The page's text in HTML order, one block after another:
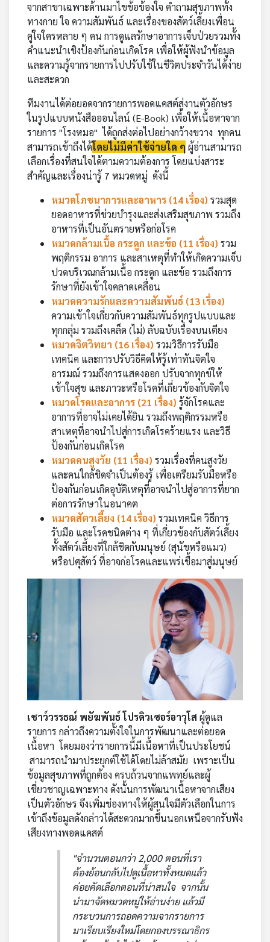
กิจกรรม
เกี่ยว
เครือ
จากสาขาเฉพาะด้านมาไขข้อข้องใจ คำถามสุขภาพทั้ง
ทางกาย ใจ ความสัมพันธ์ และเรื่องของสัตว์เลี้ยงเพื่อน
คู่ใจใครหลาย ๆ คน การดูแลรักษาอาการเจ็บป่วยรวมทั้ง
คำแนะนำเชิงป้องกันก่อนเกิดโรค เพื่อให้ผู้ฟังนำข้อมูล
และความรู้จากรายการไปปรับใช้ในชีวิตประจำวันได้ง่าย
และสะดวก
ทีมงานได้ต่อยอดจากรายการพอดแคสต์สู่งานตัวอักษร
ในรูปแบบหนังสือออนไลน์ (E-Book) เพื่อให้เนื้อหาจาก
รายการ "โรงหมอ" ได้ถูกส่งต่อไปอย่างกว้างขวาง ทุกคน
สามารถเข้าถึงได้โดยไม่มีค่าใช้จ่ายใด ๆ ผู้อ่านสามารถ
เลือกเรื่องที่สนใจได้ตามความต้องการ โดยแบ่งสาระ
สำคัญและเรื่องน่ารู้ 7 หมวดหมู่ ดังนี้
หมวดโภชนาการและอาหาร (14 เรื่อง) รวมสุด
ยอดอาหารที่ช่วยบำรุงและส่งเสริมสุขภาพ รวมถึง
อาหารที่เป็นอันตรายหรือก่อโรค
หมวดกล้ามเนื้อ กระดูก และข้อ (11 เรื่อง) รวม
พฤติกรรม อาการ และสาเหตุที่ทำให้เกิดความเจ็บ
ปวดบริเวณกล้ามเนื้อ กระดูก และข้อ รวมถึงการ
รักษาที่ยังเข้าใจคลาดเคลื่อน
หมวดความรักและความสัมพันธ์ (13 เรื่อง)
ความเข้าใจเกี่ยวกับความสัมพันธ์ทุกรูปแบบและ
ทุกกลุ่ม รวมถึงเคล็ด (ไม่) ลับฉบับเรื่องบนเตียง
หมวดจิตวิทยา (16 เรื่อง) รวมวิธีการรับมือ
เทคนิค และการปรับวิธีคิดให้รู้เท่าทันจิตใจ
อารมณ์ รวมถึงการแสดงออก ปรับจากทุกข์ให้
เข้าใจสุข และภาวะหรือโรคที่เกี่ยวข้องกับจิตใจ
หมวดโรคและอาการ (21 เรื่อง) รู้จักโรคและ
อาการที่อาจไม่เคยได้ยิน รวมถึงพฤติกรรมหรือ
สาเหตุที่อาจนำไปสู่การเกิดโรคร้ายแรง และวิธี
ป้องกันก่อนเกิดโรค
หมวดคนสูงวัย (11 เรื่อง) รวมเรื่องที่คนสูงวัย
และคนใกล้ชิดจำเป็นต้องรู้ เพื่อเตรียมรับมือหรือ
ป้องกันก่อนเกิดอุบัติเหตุที่อาจนำไปสู่อาการที่ยาก
ต่อการรักษาในอนาคต
หมวดสัตวเลี้ยง (14 เรื่อง) รวมเทคนิค วิธีการ
รับมือ และโรคชนิดต่าง ๆ ที่เกี่ยวข้องกับสัตว์เลี้ยง
ทั้งสัตว์เลี้ยงที่ใกล้ชิดกับมนุษย์ (สุนัขหรือแมว)
หรือปศุสัตว์ ที่อาจก่อโรคและแพร่เชื้อมาสู่มนุษย์
เชาว์วรรธณ์ พยัฆพันธ์ โปรดิวเซอร์อาวุโส ผู้ดูแล
รายการ กล่าวถึงความตั้งใจในการพัฒนาและต่อยอด
เนื้อหา โดยมองว่ารายการนี้มีเนื้อหาที่เป็นประโยชน์
สามารถนำมาประยุกต์ใช้ได้โดยไม่ล้าสมัย เพราะเป็น
ข้อมูลสุขภาพที่ถูกต้อง ครบถ้วนจากแพทย์และผู้
เชี่ยวชาญเฉพาะทาง ดังนั้นการพัฒนาเนื้อหาจากเสียง
เป็นตัวอักษร จึงเพิ่มช่องทางให้ผู้สนใจมีตัวเลือกในการ
เข้าถึงข้อมูลดังกล่าวได้สะดวกมากขึ้นนอกเหนือจากรับฟัง
เสียงทางพอดแคสต์
"จำนวนตอนกว่า 2,000 ตอนที่เรา
ต้องย้อนกลับไปดูเนื้อหาทั้งหมดแล้ว
ค่อยคัดเลือกตอนที่น่าสนใจ จากนั้น
นำมาจัดหมวดหมู่ให้อ่านง่าย แล้วมี
กระบวนการถอดความจากรายการ
มาเรียบเรียงใหม่โดยกองบรรณาธิกร